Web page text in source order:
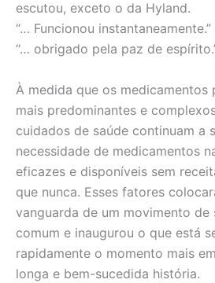
escutou, exceto o da Hyland.
“… Funcionou instantaneamente.”
“… obrigado pela paz de
À medida que os medicamentos
mais predominantes e
cuidados de saúde continuam a
necessidade de medicamentos
eficazes e disponíveis sem
que nunca. Esses fatores
vanguarda de um movimento de
comum e inaugurou o que está
rapidamente o momento mais
longa e bem-sucedida história.